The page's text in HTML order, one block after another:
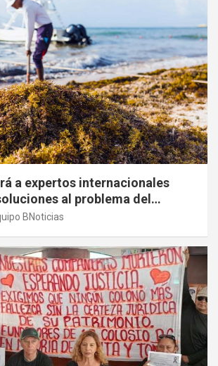
a expertos internacionales
al problema del
BNoticias